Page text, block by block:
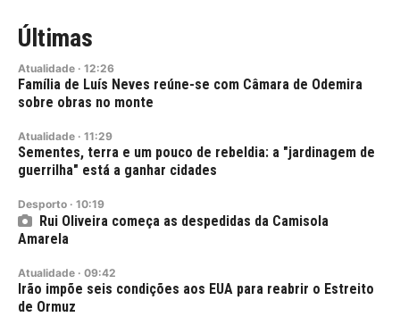
Últimas
Atualidade · 12:26
Família de Luís Neves reúne-se com Câmara de Odemira
sobre obras no monte
Atualidade · 11:29
Sementes, terra e um pouco de rebeldia: a "jardinagem de
guerrilha" está a ganhar cidades
Desporto · 10:19
Rui Oliveira começa as despedidas da Camisola
Amarela
Atualidade · 09:42
Irão impõe seis condições aos EUA para reabrir o Estreito
de Ormuz